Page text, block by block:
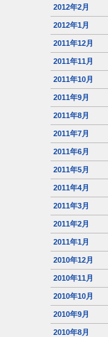
2012年2月
2012年1月
2011年12月
2011年11月
2011年10月
2011年9月
2011年8月
2011年7月
2011年6月
2011年5月
2011年4月
2011年3月
2011年2月
2011年1月
2010年12月
2010年11月
2010年10月
2010年9月
2010年8月